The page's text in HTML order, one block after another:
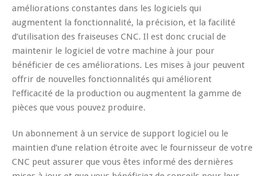
améliorations constantes dans les logiciels qui
augmentent la fonctionnalité, la précision, et la facilité
d’utilisation des fraiseuses CNC. Il est donc crucial de
maintenir le logiciel de votre machine à jour pour
bénéficier de ces améliorations. Les mises à jour peuvent
offrir de nouvelles fonctionnalités qui améliorent
l’efficacité de la production ou augmentent la gamme de
pièces que vous pouvez produire.
Un abonnement à un service de support logiciel ou le
maintien d’une relation étroite avec le fournisseur de votre
CNC peut assurer que vous êtes informé des dernières